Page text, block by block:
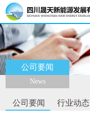
公司要闻
News
公司要闻 行业动态